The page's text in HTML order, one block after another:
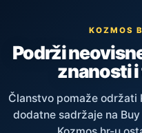
KOZMOS
Podrži
znanosti
Članstvo pomaže održati
dodatne sadržaje na